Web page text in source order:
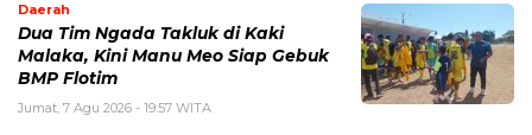
Daerah
Dua Tim Ngada Takluk di Kaki
Malaka, Kini Manu Meo Siap Gebuk
BMP Flotim
Jumat, 7 Agu 2026 - 19:57 WITA